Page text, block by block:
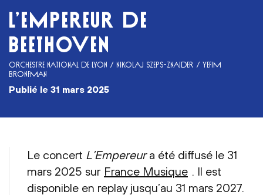
L’EMPEREUR DE
BEETHOVEN
ORCHESTRE NATIONAL DE LYON / NIKOLAJ SZEPS-ZNAIDER / YEFIM
BRONFMAN
publié le 31 mars 2025
Le concert L’Empereura été diffusé le 31
mars 2025 sur France Musique . Il est
disponible en replay jusqu’au 31 mars 2027.